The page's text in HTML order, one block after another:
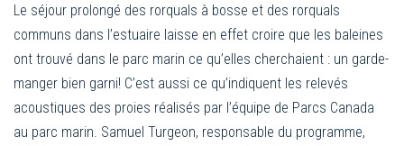
Le séjour prolongé des rorquals à bosse et des rorquals
communs dans l’estuaire laisse en effet croire que les baleines
ont trouvé dans le parc marin ce qu’elles cherchaient : un garde-
manger bien garni! C’est aussi ce qu’indiquent les relevés
acoustiques des proies réalisés par l’équipe de Parcs Canada
au parc marin. Samuel Turgeon, responsable du programme,